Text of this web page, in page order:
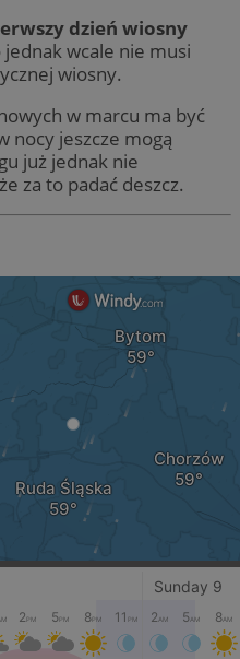
dzień wiosny
jednak wcale nie musi
wiosny.
w marcu ma być
nocy jeszcze mogą
już jednak nie
za to padać deszcz.